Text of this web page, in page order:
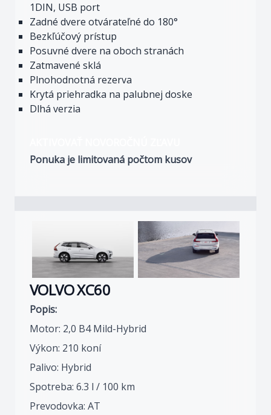
1DIN, USB port
Zadné dvere otvárateľné do 180°
Bezkľúčový prístup
Posuvné dvere na oboch stranách
Zatmavené sklá
Plnohodnotná rezerva
Krytá priehradka na palubnej doske
Dlhá verzia
Ponuka je limitovaná počtom kusov
VOLVO XC60
Popis:
Motor: 2,0 B4 Mild-Hybrid
Výkon: 210 koní
Palivo: Hybrid
Spotreba: 6.3 l / 100 km
Prevodovka: AT